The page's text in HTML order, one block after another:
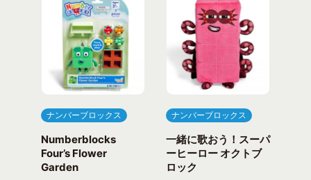
ナンバーブロックス
Numberblocks
Four’s Flower
Garden
ナンバーブロックス
一緒に歌おう！スーパ
ーヒーロー オクトブ
ロック